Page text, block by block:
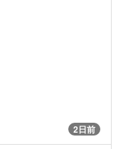
2日前